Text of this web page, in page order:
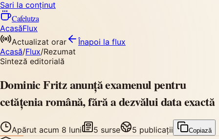
Sari la conținut
Cafelutza
AcasăFlux
Actualizat orar
Înapoi la flux
Acasă/Flux/Rezumat
Sinteză editorială
Dominic Fritz anunță examenul pentru
cetățenia română, fără a dezvălui data exactă
Apărut acum 8 luni 5 surse 5 publicații Copiază